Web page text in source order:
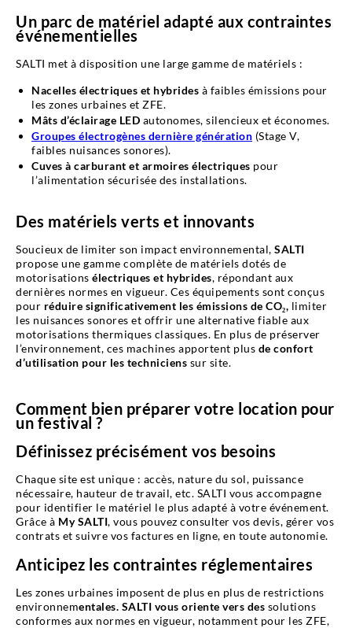
Un parc de matériel adapté aux contraintes
événementielles
SALTI met à disposition une large gamme de matériels :
Nacelles électriques et hybrides à faibles émissions pour
les zones urbaines et ZFE.
Mâts d’éclairage LED autonomes, silencieux et économes.
Groupes électrogènes dernière génération (Stage V,
faibles nuisances sonores).
Cuves à carburant et armoires électriques pour
l’alimentation sécurisée des installations.
Des matériels verts et innovants
Soucieux de limiter son impact environnemental, SALTI
propose une gamme complète de matériels dotés de
motorisations électriques et hybrides, répondant aux
dernières normes en vigueur. Ces équipements sont conçus
pour réduire significativement les émissions de CO₂, limiter
les nuisances sonores et offrir une alternative fiable aux
motorisations thermiques classiques. En plus de préserver
l’environnement, ces machines apportent plus de confort
d’utilisation pour les techniciens sur site.
Comment bien préparer votre location pour
un festival ?
Définissez précisément vos besoins
Chaque site est unique : accès, nature du sol, puissance
nécessaire, hauteur de travail, etc. SALTI vous accompagne
pour identifier le matériel le plus adapté à votre événement.
Grâce à My SALTI, vous pouvez consulter vos devis, gérer vos
contrats et suivre vos factures en ligne, en toute autonomie.
Anticipez les contraintes réglementaires
Les zones urbaines imposent de plus en plus de restrictions
environnementales. SALTI vous oriente vers des solutions
conformes aux normes en vigueur, notamment pour les ZFE,